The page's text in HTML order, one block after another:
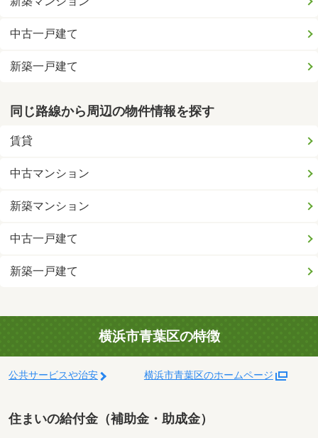
中古一戸建て
新築一戸建て
同じ路線から周辺の物件情報を探す
賃貸
中古マンション
新築マンション
中古一戸建て
新築一戸建て
横浜市青葉区の特徴
公共サービスや治安 横浜市青葉区のホームページ
住まいの給付金（補助金・助成金）